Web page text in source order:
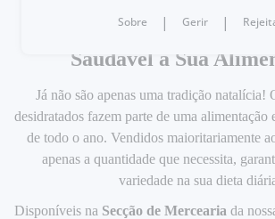
Frutos Secos, Sementes
Desidratadas – Um
Saudável à Sua
Já não são apenas uma tradição natalícia!
desidratados fazem parte de uma
de todo o ano. Vendidos maioritariamente
apenas a quantidade que necessita,
variedade na sua dieta
Disponíveis na Secção de Mercearia da
Sobre | Gerir |